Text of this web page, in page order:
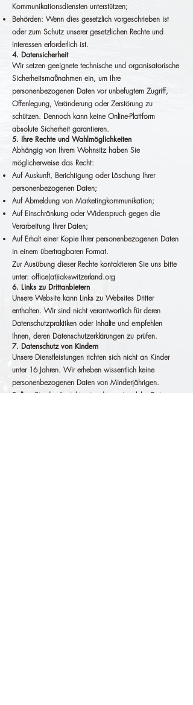
Kommunikationsdiensten unterstützen;
Behörden: Wenn dies gesetzlich vorgeschrieben ist
oder zum Schutz unserer gesetzlichen Rechte und
Interessen erforderlich ist.
4. Datensicherheit
Wir setzen geeignete technische und organisatorische
Sicherheitsmaßnahmen ein, um Ihre
personenbezogenen Daten vor unbefugtem Zugriff,
Offenlegung, Veränderung oder Zerstörung zu
schützen. Dennoch kann keine Online-Plattform
absolute Sicherheit garantieren.
5. Ihre Rechte und Wahlmöglichkeiten
Abhängig von Ihrem Wohnsitz haben Sie
möglicherweise das Recht:
Auf Auskunft, Berichtigung oder Löschung Ihrer
personenbezogenen Daten;
Auf Abmeldung von Marketingkommunikation;
Auf Einschränkung oder Widerspruch gegen die
Verarbeitung Ihrer Daten;
Auf Erhalt einer Kopie Ihrer personenbezogenen Daten
in einem übertragbaren Format.
Zur Ausübung dieser Rechte kontaktieren Sie uns bitte
unter: office(at)iak-switzerland.org
6. Links zu Drittanbietern
Unsere Website kann Links zu Websites Dritter
enthalten. Wir sind nicht verantwortlich für deren
Datenschutzpraktiken oder Inhalte und empfehlen
Ihnen, deren Datenschutzerklärungen zu prüfen.
7. Datenschutz von Kindern
Unsere Dienstleistungen richten sich nicht an Kinder
unter 16 Jahren. Wir erheben wissentlich keine
personenbezogenen Daten von Minderjährigen.
Sollten Sie der Ansicht sein, dass wir solche Daten